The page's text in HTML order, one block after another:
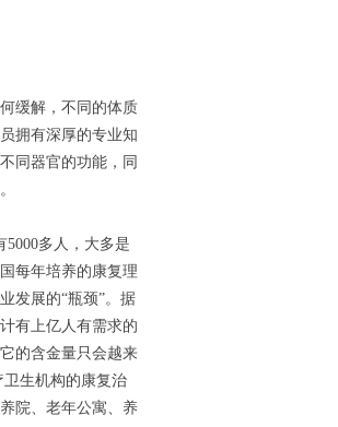
缓解，不同的体质
拥有深厚的专业知
同器官的功能，同
多人，大多是
每年培养的康复理
发展的“瓶颈”。据
有上亿人有需求的
的含金量只会越来
生机构的康复治
院、老年公寓、养